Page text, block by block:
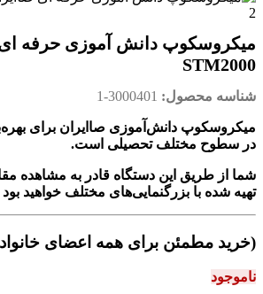
میکروسکوپ دانش آموزی حرفه ای
STM2000
شناسه محصول: 3000401-1
میکروسکوپ دانش‌آموزی صاایران برای
در سطوح مختلف تحصیلی است.
شما از طریق این دستگاه قادر به مشاهده
تهیه شده با بزرگنمایی‌های مختلف خواهید بود
(خرید مطمئن برای همه اعضای
ناموجود